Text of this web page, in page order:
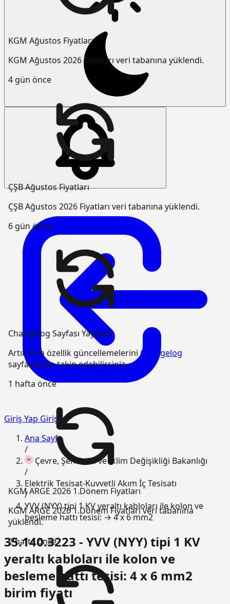
KGM Ağustos Fiyatları
KGM Ağustos 2026 Fiyatları veri tabanına yüklendi.
4 gün önce
ÇŞB Ağustos Fiyatları
ÇŞB Ağustos 2026 Fiyatları veri tabanına yüklendi.
6 gün önce
Changelog Sayfası Yayında
Artık tüm özellik güncellemeleriniChangelog
sayfasından takip edebilirsiniz.
1 hafta önce
KGM ARGE 2026 1.Dönem Fiyatları
KGM ARGE 2026 1.Dönem Fiyatları veri tabanına
yüklendi.
2 hafta önce
Giriş Yap Giriş
Ana Sayfa
/
Çevre, Şehircilik ve İklim Değişikliği Bakanlığı
/
Elektrik Tesisat-Kuvvetli Akım İç Tesisatı
/
YVV (NYY) tipi 1 KV yeraltı kabloları ile kolon ve
besleme hattı tesisi: → 4 x 6 mm2
35.140.3223 - YVV (NYY) tipi 1 KV
yeraltı kabloları ile kolon ve
besleme hattı tesisi: 4 x 6 mm2
birim fiyatı